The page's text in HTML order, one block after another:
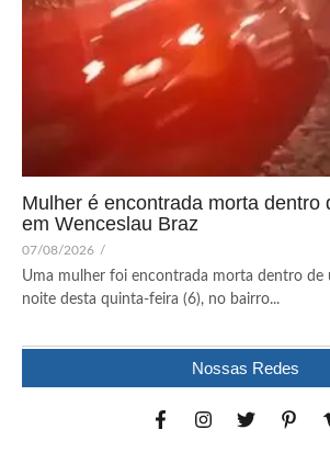
Mulher é encontrada morta dentro
em Wenceslau Braz
07/08/2026 /
Uma mulher foi encontrada morta dentro de
noite desta quinta-feira (6), no bairro...
Nossas Redes